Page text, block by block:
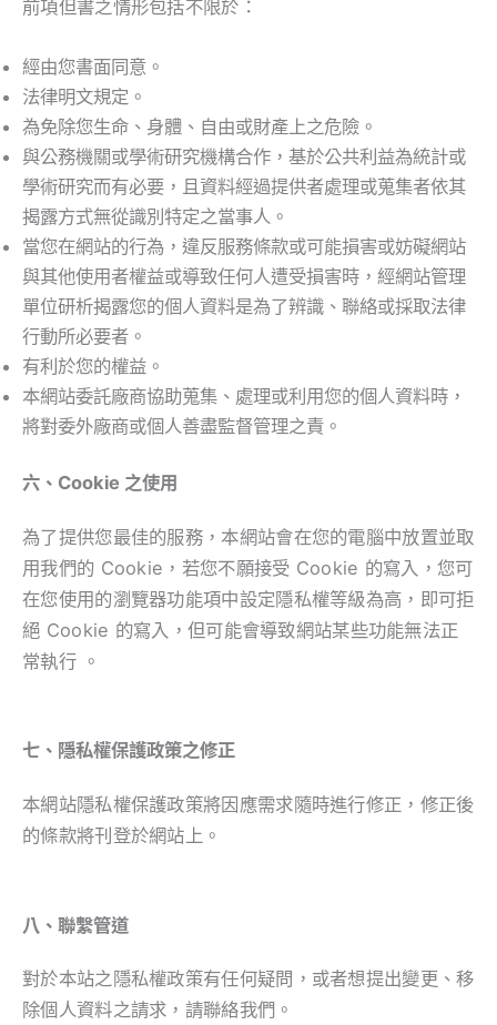
前項但書之情形包括不限於：
經由您書面同意。
法律明文規定。
為免除您生命、身體、自由或財產上之危險。
與公務機關或學術研究機構合作，基於公共利益為統計或
學術研究而有必要，且資料經過提供者處理或蒐集者依其
揭露方式無從識別特定之當事人。
當您在網站的行為，違反服務條款或可能損害或妨礙網站
與其他使用者權益或導致任何人遭受損害時，經網站管理
單位研析揭露您的個人資料是為了辨識、聯絡或採取法律
行動所必要者。
有利於您的權益。
本網站委託廠商協助蒐集、處理或利用您的個人資料時，
將對委外廠商或個人善盡監督管理之責。
六、Cookie 之使用
為了提供您最佳的服務，本網站會在您的電腦中放置並取
用我們的 Cookie，若您不願接受 Cookie 的寫入，您可
在您使用的瀏覽器功能項中設定隱私權等級為高，即可拒
絕 Cookie 的寫入，但可能會導致網站某些功能無法正
常執行 。
七、隱私權保護政策之修正
本網站隱私權保護政策將因應需求隨時進行修正，修正後
的條款將刊登於網站上。
八、聯繫管道
對於本站之隱私權政策有任何疑問，或者想提出變更、移
除個人資料之請求，請聯絡我們。